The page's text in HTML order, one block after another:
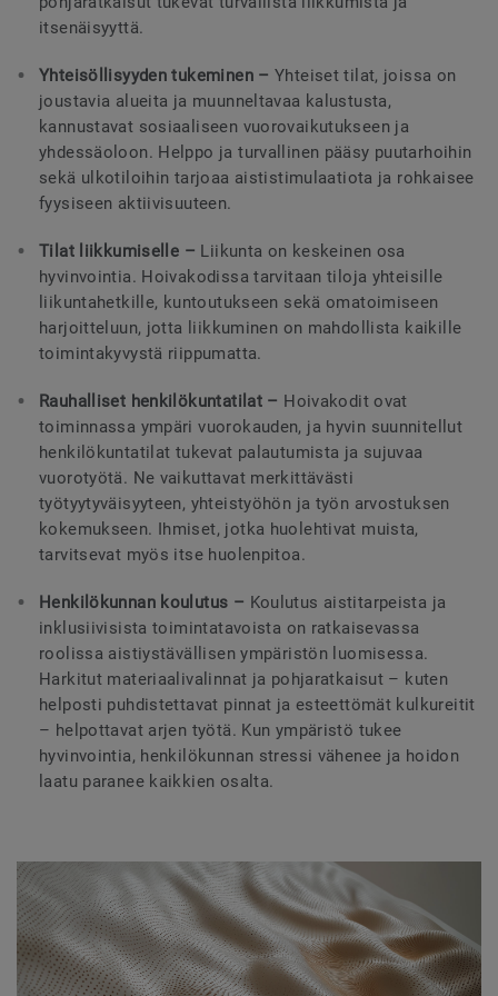
itsenäisyyttä.
Yhteisöllisyyden tukeminen – Yhteiset tilat, joissa on
joustavia alueita ja muunneltavaa kalustusta,
kannustavat sosiaaliseen vuorovaikutukseen ja
yhdessäoloon. Helppo ja turvallinen pääsy puutarhoihin
sekä ulkotiloihin tarjoaa aististimulaatiota ja rohkaisee
fyysiseen aktiivisuuteen.
Tilat liikkumiselle – Liikunta on keskeinen osa
hyvinvointia. Hoivakodissa tarvitaan tiloja yhteisille
liikuntahetkille, kuntoutukseen sekä omatoimiseen
harjoitteluun, jotta liikkuminen on mahdollista kaikille
toimintakyvystä riippumatta.
Rauhalliset henkilökuntatilat – Hoivakodit ovat
toiminnassa ympäri vuorokauden, ja hyvin suunnitellut
henkilökuntatilat tukevat palautumista ja sujuvaa
vuorotyötä. Ne vaikuttavat merkittävästi
työtyytyväisyyteen, yhteistyöhön ja työn arvostuksen
kokemukseen. Ihmiset, jotka huolehtivat muista,
tarvitsevat myös itse huolenpitoa.
Henkilökunnan koulutus – Koulutus aistitarpeista ja
inklusiivisista toimintatavoista on ratkaisevassa
roolissa aistiystävällisen ympäristön luomisessa.
Harkitut materiaalivalinnat ja pohjaratkaisut – kuten
helposti puhdistettavat pinnat ja esteettömät kulkureitit
– helpottavat arjen työtä. Kun ympäristö tukee
hyvinvointia, henkilökunnan stressi vähenee ja hoidon
laatu paranee kaikkien osalta.